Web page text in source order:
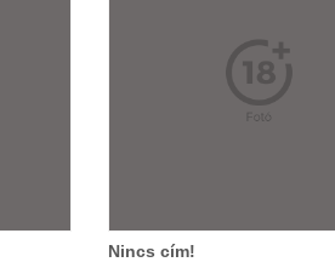
Nincs cím!